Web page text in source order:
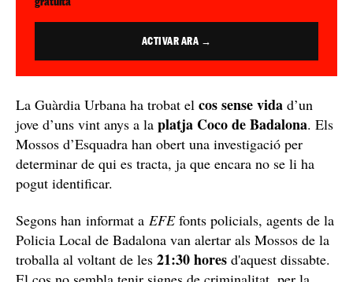
ACTIVAR ARA →
La Guàrdia Urbana ha trobat el cos sense vida d’un
jove d’uns vint anys a la platja Cocode Badalona. Els
Mossos d’Esquadra han obert una investigació per
determinar de qui es tracta, ja que encara no se li ha
pogut identificar.
Segons han informat a EFEfonts policials, agents de la
Policia Local de Badalona van alertar als Mossos de la
troballa al voltant de les 21:30 hores d'aquest dissabte.